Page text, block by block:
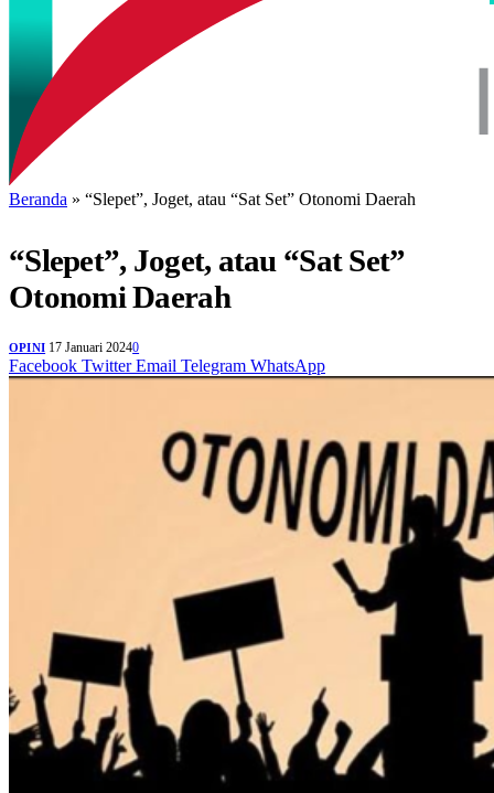
Beranda » “Slepet”, Joget, atau “Sat Set” Otonomi Daerah
“Slepet”, Joget, atau “Sat Set”
Otonomi Daerah
OPINI 17 Januari 20240
Facebook Twitter Email Telegram WhatsApp